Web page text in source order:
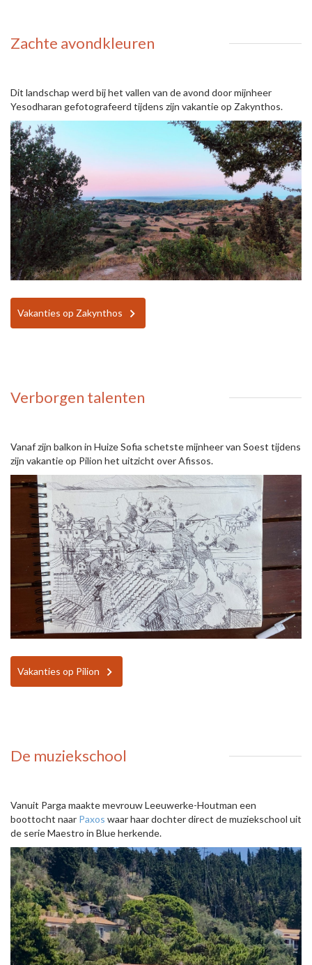
Zachte avondkleuren
Dit landschap werd bij het vallen van de avond door mijnheer
Yesodharan gefotografeerd tijdens zijn vakantie op Zakynthos.
Vakanties op Zakynthos
Verborgen talenten
Vanaf zijn balkon in Huize Sofia schetste mijnheer van Soest tijdens
zijn vakantie op Pilion het uitzicht over Afissos.
Vakanties op Pilion
De muziekschool
Vanuit Parga maakte mevrouw Leeuwerke-Houtman een
boottocht naar Paxos waar haar dochter direct de muziekschool uit
de serie Maestro in Blue herkende.